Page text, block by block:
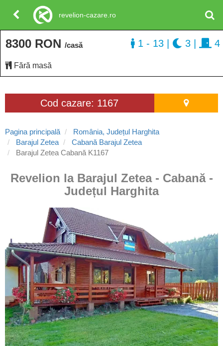
Cod cazare: 1167
Pagina principală
România, Județul Harghita
Barajul Zetea
Cabană Barajul Zetea
Barajul Zetea Cabană K1167
Revelion la Barajul Zetea - Cabană -
Județul Harghita
8300 RON /casă
Fără masă
1 - 13 3 4
revelion-cazare.ro